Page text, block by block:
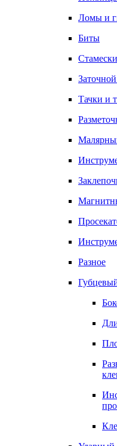
Ломы и
Биты
Стамески
Тачки и
Разное